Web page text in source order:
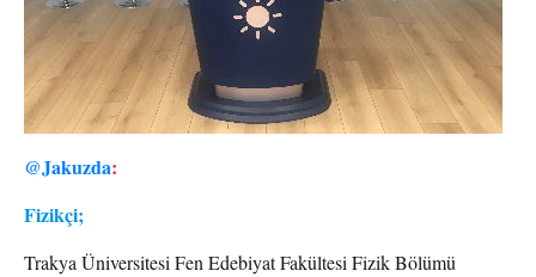
@Jakuzda:
Fizikçi;
Trakya Üniversitesi Fen Edebiyat Fakültesi Fizik Bölümü